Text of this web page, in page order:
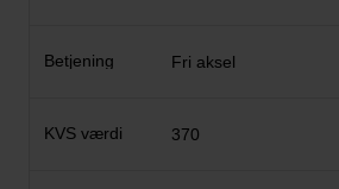
Fri aksel
370